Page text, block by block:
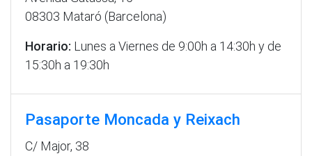
08303 Mataró (Barcelona)
Horario: Lunes a Viernes de 9:00h a 14:30h y de
15:30h a 19:30h
Pasaporte Moncada y Reixach
C/ Major, 38